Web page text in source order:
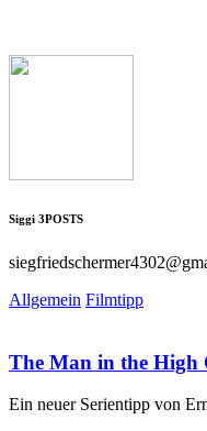
Siggi 3POSTS
Allgemein Filmtipp
The Man in the High
Ein neuer Serientipp von